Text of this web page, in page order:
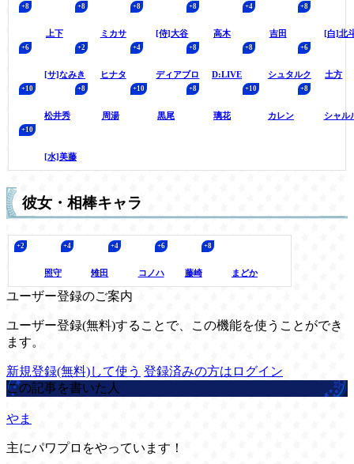
上下 ミカサ [侍]大谷 高木 吉田 [白]北
[サ]なみき ヒナタ ディアブロ D:LIVE シュタルク 土方
松井秀 周湯 黒尾 璃花 カレン シャル
[水]美藤
彼女・相棒キャラ
照守 雉田 コノハ 藤崎 まどか
ユーザー登録のご案内
ユーザー登録(無料)することで、この機能を使うことができ
ます。
新規登録(無料)して使う 登録済みの方はログイン
この記事を書いた人
やま
主にパワプロをやっています！